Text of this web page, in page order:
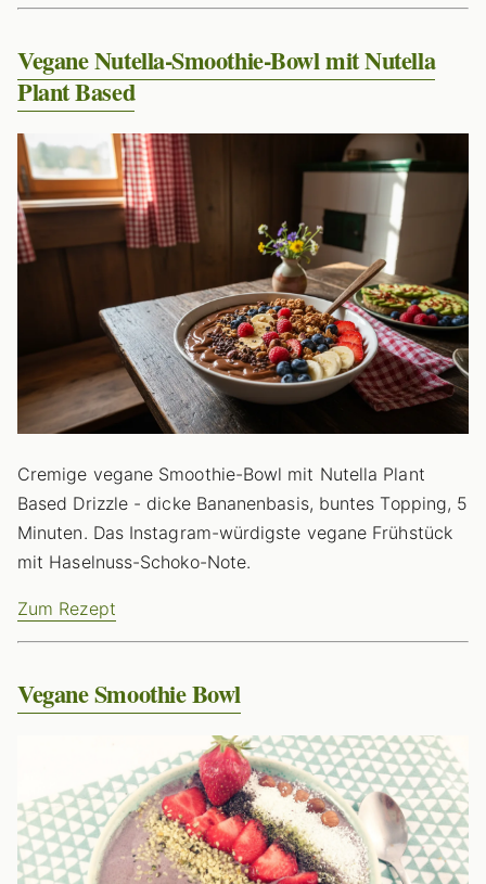
Vegane Nutella-Smoothie-Bowl mit Nutella
Plant Based
Cremige vegane Smoothie-Bowl mit Nutella Plant
Based Drizzle - dicke Bananenbasis, buntes Topping, 5
Minuten. Das Instagram-würdigste vegane Frühstück
mit Haselnuss-Schoko-Note.
Zum Rezept
Vegane Smoothie Bowl